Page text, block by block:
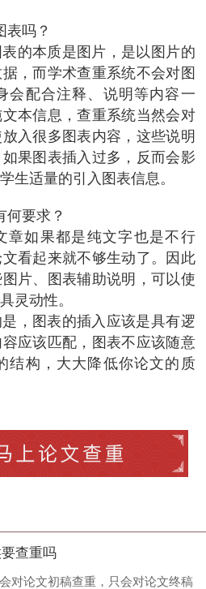
表吗？
的本质是图片，是以图片的
，而学术查重系统不会对图
会配合注释、说明等内容一
本信息，查重系统当然会对
入很多图表内容，这些说明
果图表插入过多，反而会影
生适量的引入图表信息。
何要求？
章如果都是纯文字也是不行
看起来就不够生动了。因此
片、图表辅助说明，可以使
灵动性。
，图表的插入应该是具有逻
应该匹配，图表不应该随意
结构，大大降低你论文的质
查重吗
对论文初稿查重，只会对论文终稿